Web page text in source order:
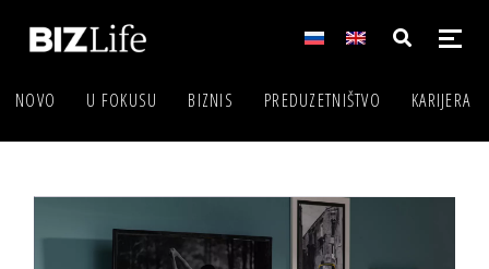
NOVO U FOKUSU BIZNIS PREDUZETNIŠTVO KARIJERA